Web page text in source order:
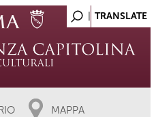
MAPPA